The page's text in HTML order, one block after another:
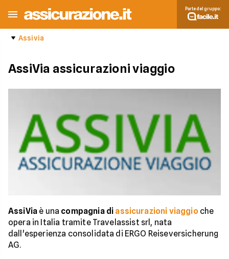
Parte del gruppo:
Assivia
AssiVia assicurazioni viaggio
AssiVia è una compagnia di assicurazioni viaggioche
opera in Italia tramite Travelassist srl, nata
dall'esperienza consolidata di ERGO Reiseversicherung
AG.